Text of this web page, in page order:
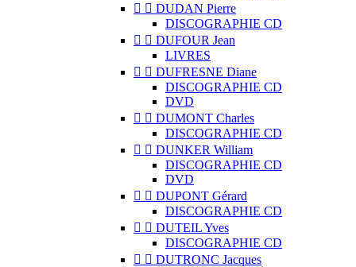
  DUDAN Pierre
DISCOGRAPHIE CD
  DUFOUR Jean
LIVRES
  DUFRESNE Diane
DISCOGRAPHIE CD
DVD
  DUMONT Charles
DISCOGRAPHIE CD
  DUNKER William
DISCOGRAPHIE CD
DVD
  DUPONT Gérard
DISCOGRAPHIE CD
  DUTEIL Yves
DISCOGRAPHIE CD
  DUTRONC Jacques